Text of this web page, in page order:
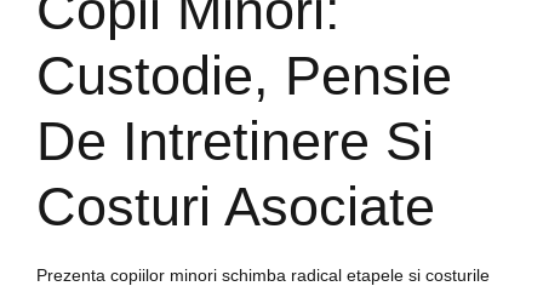
Custodie, Pensie
De Intretinere Si
Costuri Asociate
Prezenta copiilor minori schimba radical etapele si costurile